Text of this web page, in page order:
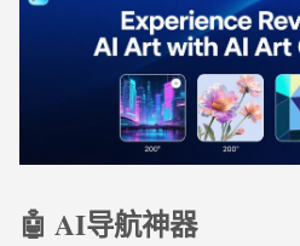
🤖 AI导航神器